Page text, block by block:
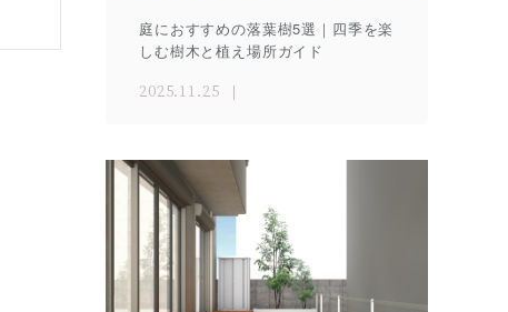
庭におすすめの落葉樹5選｜四季を楽
しむ樹木と植え場所ガイド
2025.11.25